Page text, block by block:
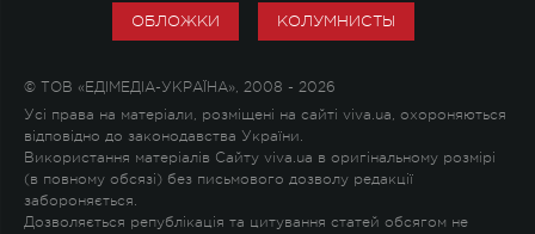
ОБЛОЖКИ КОЛУМНИСТЫ
© ТОВ «ЕДІМЕДІА-УКРАЇНА», 2008 - 2026
Усі права на матеріали, розміщені на сайті viva.ua, охороняються
відповідно до законодавства України.
Використання матеріалів Сайту viva.ua в оригінальному розмірі
(в повному обсязі) без письмового дозволу редакції
забороняється.
Дозволяється републікація та цитування статей обсягом не